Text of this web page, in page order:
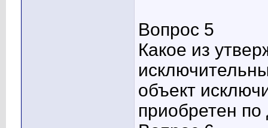
Вопрос 5
Какое из
объект
приобретен